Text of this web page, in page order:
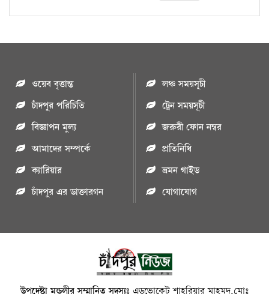
ওয়েব বৃত্তান্ত
চাঁদপুর পরিচিতি
বিজ্ঞাপন মুল্য
আমাদের সম্পর্কে
ক্যারিয়ার
চাঁদপুর এর ডাক্তারগন
লঞ্চ সময়সূচী
ট্রেন সময়সূচী
জরুরী ফোন নম্বর
প্রতিনিধি
ভ্রমন গাইড
যোগাযোগ
উপদেষ্টা মন্ডলীর সম্মানিত সদস্যঃ এডভোকেট শাহরিয়ার মাহমুদ,মোঃ